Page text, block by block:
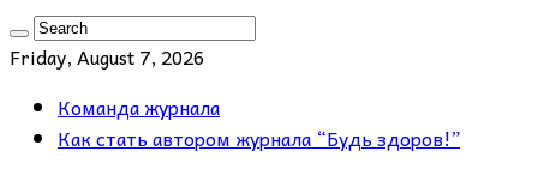
Friday, August 7, 2026
Команда журнала
Как стать автором журнала “Будь здоров!”